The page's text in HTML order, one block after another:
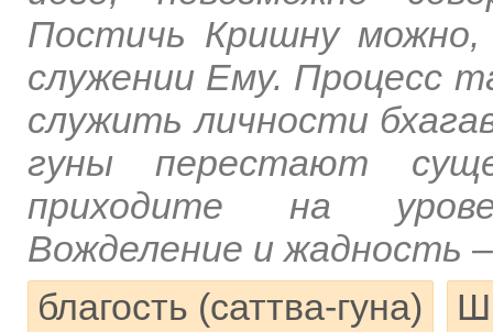
Постичь Кришну
служении Ему. Процесс
служить личности
гуны перестают
приходите на
Вожделение и жадность
благость (саттва-гуна)